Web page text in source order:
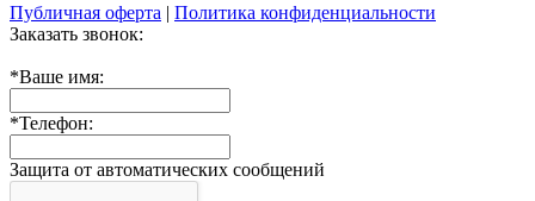
Публичная оферта | Политика конфиденциальности
Заказать звонок:
*Ваше имя:
*Телефон:
Защита от автоматических сообщений